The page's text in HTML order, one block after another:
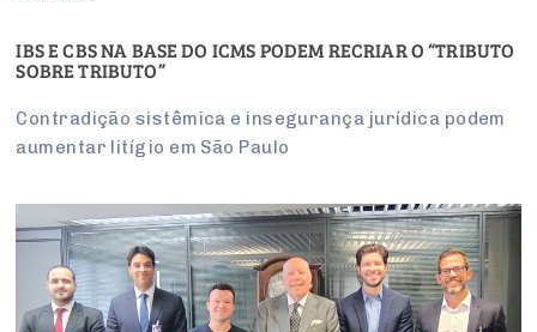
IBS E CBS NA BASE DO ICMS PODEM RECRIAR O “TRIBUTO
SOBRE TRIBUTO”
Contradição sistêmica e insegurança jurídica podem
aumentar litígio em São Paulo